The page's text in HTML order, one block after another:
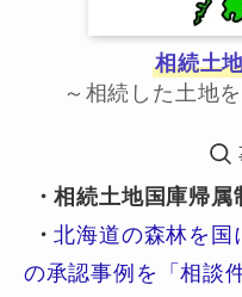
相続土
～相続した土地
・相続土地国庫帰
・北海道の森林を国
の承認事例を「相談